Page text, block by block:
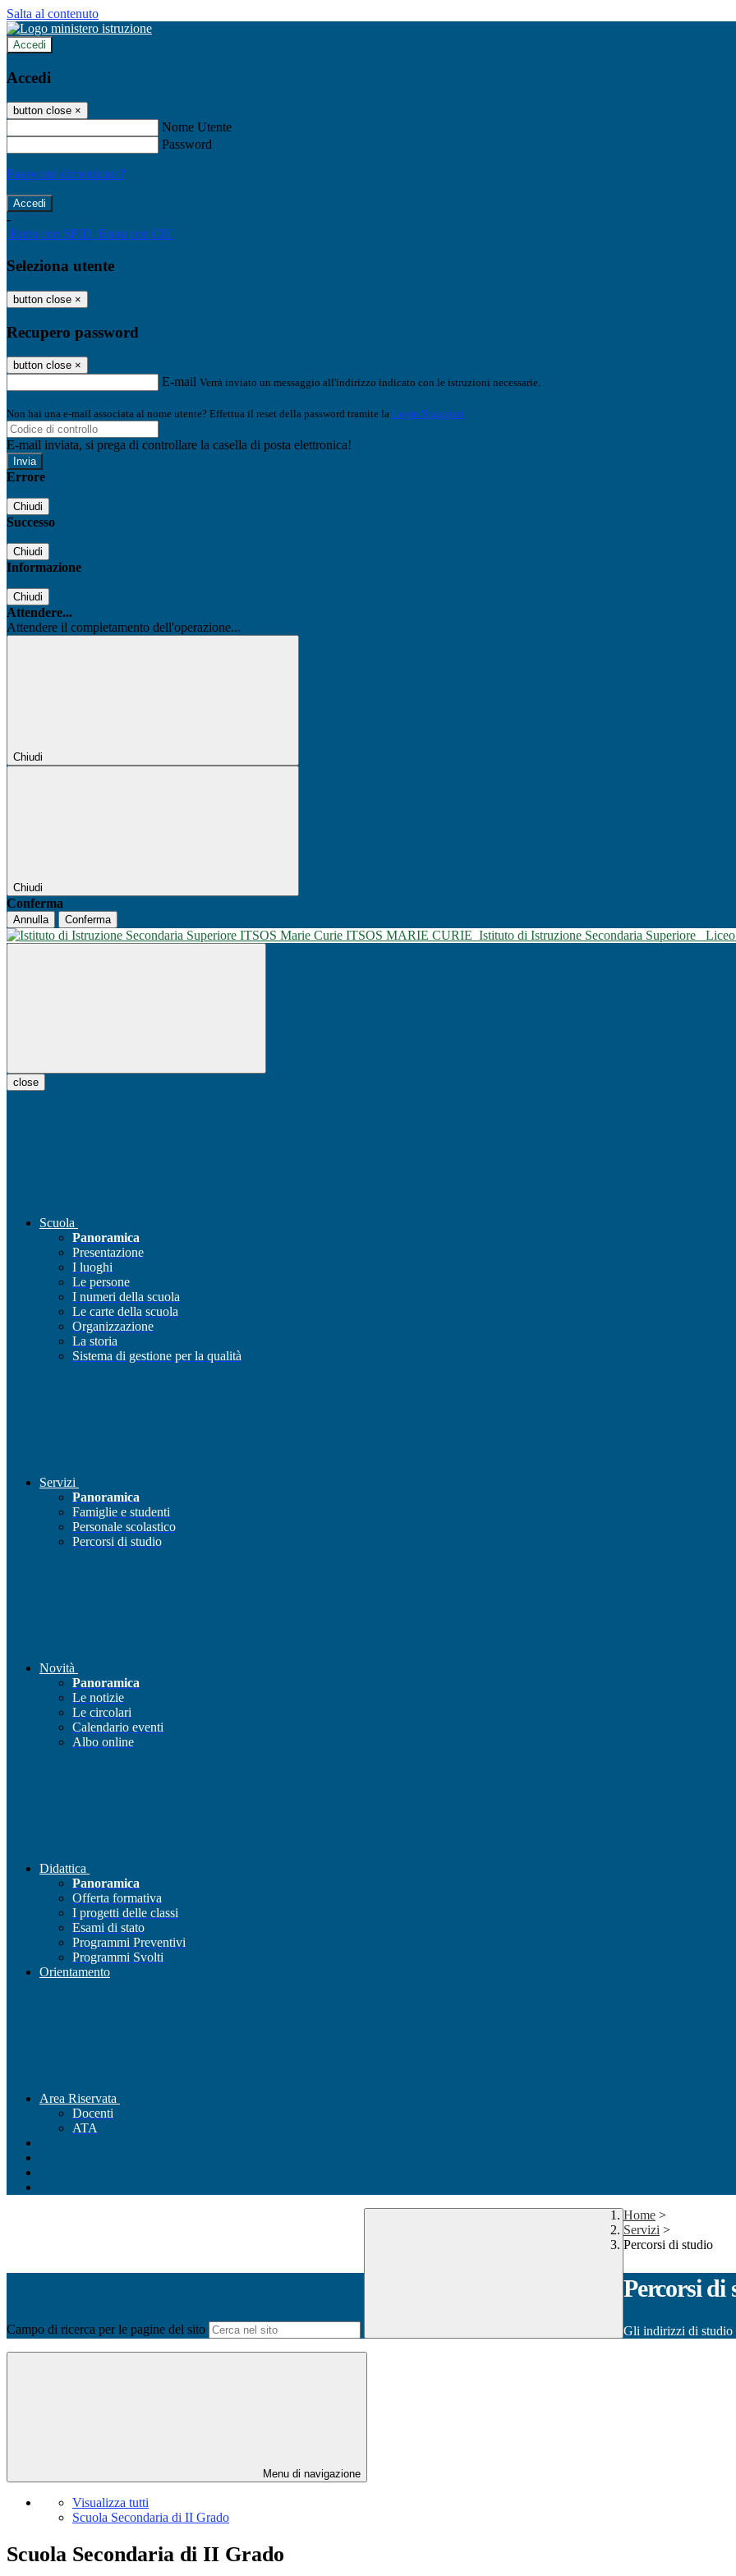
Salta al contenuto
Accedi
Accedi
button close ×
Nome Utente
Password
Password dimenticata?
-
Entra con SPID Entra con CIE
Seleziona utente
button close ×
Recupero password
button close ×
E-mail Verrà inviato un messaggio all'indirizzo indicato con le istruzioni necessarie.
Non hai una e-mail associata al nome utente? Effettua il reset della password tramite la Login Spaggiari
E-mail inviata, si prega di controllare la casella di posta elettronica!
Errore
Chiudi
Successo
Chiudi
Informazione
Chiudi
Attendere...
Attendere il completamento dell'operazione...
Chiudi
Chiudi
Conferma
Annulla Conferma
ITSOS MARIE CURIE Istituto di Istruzione Secondaria Superiore
close
Scuola
Panoramica
Presentazione
I luoghi
Le persone
I numeri della scuola
Le carte della scuola
Organizzazione
La storia
Sistema di gestione per la qualità
Servizi
Panoramica
Famiglie e studenti
Personale scolastico
Percorsi di studio
Novità
Panoramica
Le notizie
Le circolari
Calendario eventi
Albo online
Didattica
Panoramica
Offerta formativa
I progetti delle classi
Esami di stato
Programmi Preventivi
Programmi Svolti
Orientamento
Area Riservata
Docenti
ATA
Campo di ricerca per le pagine del sito
Home >
Servizi >
Percorsi di studio
Percorsi di
Gli indirizzi di studio
Menu di navigazione
Visualizza tutti
Scuola Secondaria di II Grado
Scuola Secondaria di II Grado